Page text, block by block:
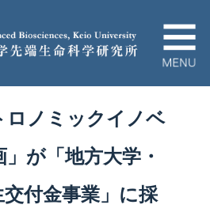
ニュース＆イベント
研究プロジェクト
ロノミックイノベ
が「地方大学・
付金事業」に採